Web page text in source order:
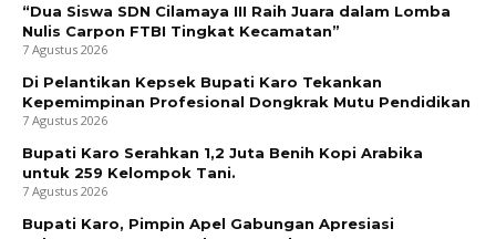
“Dua Siswa SDN Cilamaya III Raih Juara dalam Lomba
Nulis Carpon FTBI Tingkat Kecamatan”
7 Agustus 2026
Di Pelantikan Kepsek Bupati Karo Tekankan
Kepemimpinan Profesional Dongkrak Mutu Pendidikan
7 Agustus 2026
Bupati Karo Serahkan 1,2 Juta Benih Kopi Arabika
untuk 259 Kelompok Tani.
7 Agustus 2026
Bupati Karo, Pimpin Apel Gabungan Apresiasi